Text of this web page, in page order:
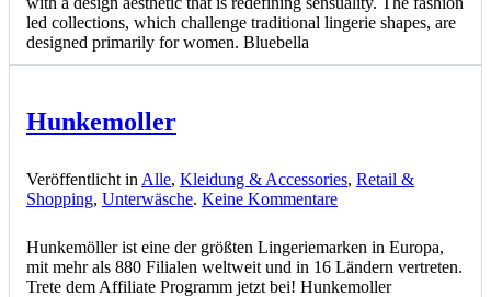
led collections, which challenge traditional lingerie shapes, are
designed primarily for women. Bluebella
Hunkemoller
Veröffentlicht in Alle, Kleidung & Accessories, Retail &
Shopping, Unterwäsche. Keine Kommentarezu
Hunkemöller ist eine der größten Lingeriemarken in Europa,
mit mehr als 880 Filialen weltweit und in 16 Ländern vertreten.
Trete dem Affiliate Programm jetzt bei! Hunkemoller